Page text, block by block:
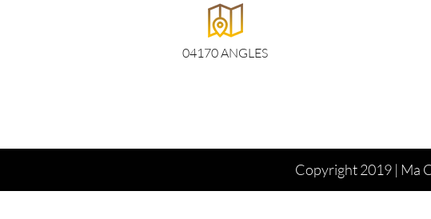
04170 ANGLES
Copyright 2019 | Ma